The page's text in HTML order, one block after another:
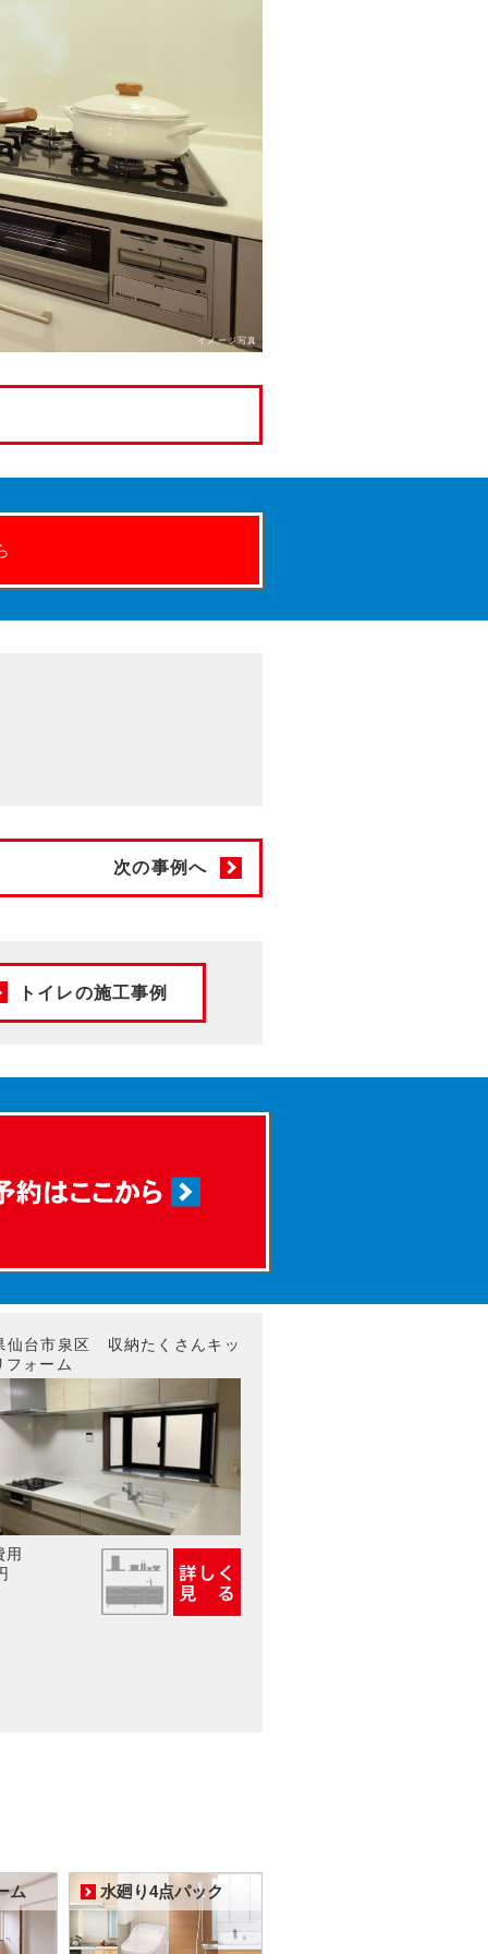
イメージ写真
次の事例へ
トイレの施工事例
仙台市泉区 収納たくさんキッ
フォーム
用
ム 水廻り4点パック